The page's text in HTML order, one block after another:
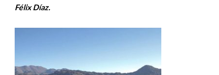
Félix Díaz.